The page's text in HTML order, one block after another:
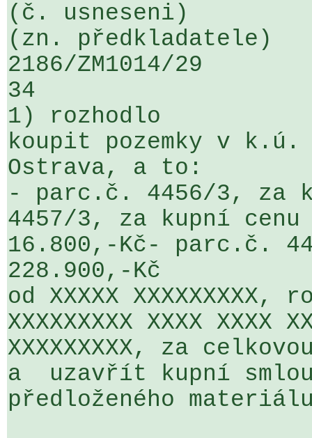
(č. usneseni)
(zn. předkladatele)
2186/ZM1014/29
34
1) rozhodlo
koupit pozemky v k.ú.
Ostrava, a to:
- parc.č. 4456/3, za
4457/3, za kupní
16.800,-Kč- parc.č.
228.900,-Kč
od XXXXX
XXXXXXXXX XXXX XXXX
XXXXXXXXX, za
a  uzavřít kupní
předloženého